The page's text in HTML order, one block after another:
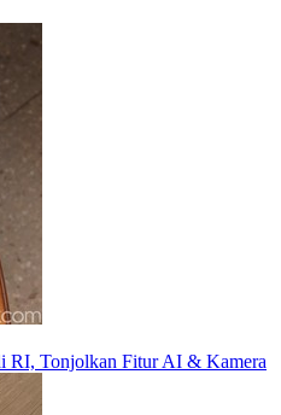
RI, Tonjolkan Fitur AI & Kamera